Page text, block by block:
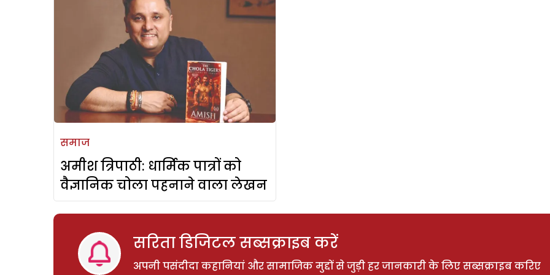
समाज
अमीश त्रिपाठी: धार्मिक पात्रों को
वैज्ञानिक चोला पहनाने वाला लेखन
सरिता डिजिटल सब्सक्राइब करें
अपनी पसंदीदा कहानियां और सामाजिक मुद्दों से जुड़ी हर जानकारी के लिए सब्सक्राइब करिए